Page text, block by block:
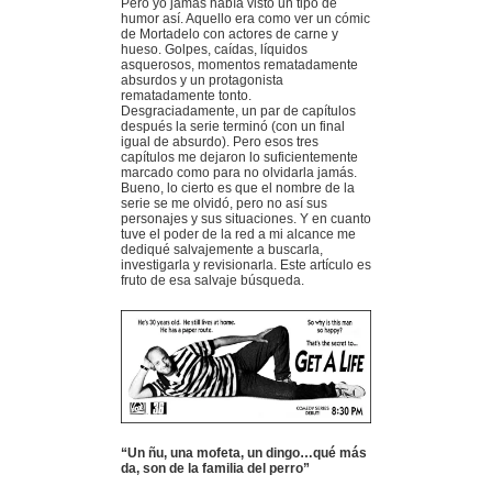
Pero yo jamás había visto un tipo de
humor así. Aquello era como ver un cómic
de Mortadelo con actores de carne y
hueso. Golpes, caídas, líquidos
asquerosos, momentos rematadamente
absurdos y un protagonista
rematadamente tonto.
Desgraciadamente, un par de capítulos
después la serie terminó (con un final
igual de absurdo). Pero esos tres
capítulos me dejaron lo suficientemente
marcado como para no olvidarla jamás.
Bueno, lo cierto es que el nombre de la
serie se me olvidó, pero no así sus
personajes y sus situaciones. Y en cuanto
tuve el poder de la red a mi alcance me
dediqué salvajemente a buscarla,
investigarla y revisionarla. Este artículo es
fruto de esa salvaje búsqueda.
“Un ñu, una mofeta, un dingo…qué más
da, son de la familia del perro”